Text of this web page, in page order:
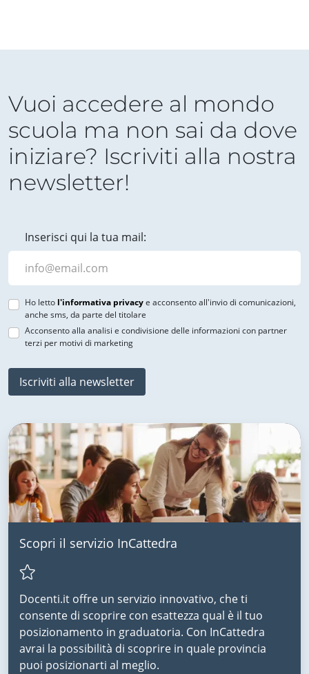
Vuoi accedere al mondo
scuola ma non sai da dove
iniziare? Iscriviti alla nostra
newsletter!
Inserisci qui la tua mail:
Ho letto l'informativa privacye acconsento all'invio di comunicazioni,
anche sms, da parte del titolare
Acconsento alla analisi e condivisione delle informazioni con partner
terzi per motivi di marketing
Iscriviti alla newsletter
Scopri il servizio InCattedra
Docenti.it offre un servizio innovativo, che ti
consente di scoprire con esattezza qual è il tuo
posizionamento in graduatoria. Con InCattedra
avrai la possibilità di scoprire in quale provincia
puoi posizionarti al meglio.